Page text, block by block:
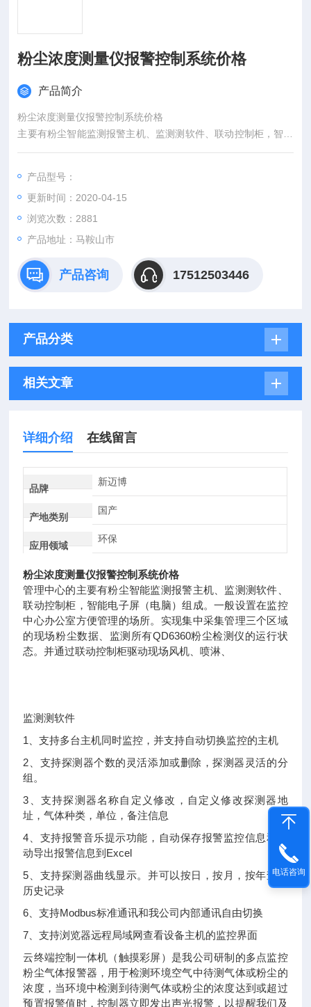
粉尘浓度测量仪报警控制系统价格
产品简介
粉尘浓度测量仪报警控制系统价格
主要有粉尘智能监测报警主机、监测测软件、联动控制柜，智能
电子屏（电脑）组成。一般设置在监控中心办公室方便管理的场
产品型号：
更新时间：2020-04-15
浏览次数：2881
产品地址：马鞍山市
产品咨询 17512503446
产品分类
相关文章
详细介绍 在线留言
品牌
新迈博
产地类别
国产
应用领域
环保
粉尘浓度测量仪报警控制系统价格
管理中心的主要有粉尘智能监测报警主机、监测测软件、
联动控制柜，智能电子屏（电脑）组成。一般设置在监控
中心办公室方便管理的场所。实现集中采集管理三个区域
的现场粉尘数据、监测所有QD6360粉尘检测仪的运行状
态。并通过联动控制柜驱动现场风机、喷淋、
监测测软件
1、支持多台主机同时监控，并支持自动切换监控的主机
2、支持探测器个数的灵活添加或删除，探测器灵活的分
组。
3、支持探测器名称自定义修改，自定义修改探测器地
址，气体种类，单位，备注信息
4、支持报警音乐提示功能，自动保存报警监控信息和手
动导出报警信息到Excel
5、支持探测器曲线显示。并可以按日，按月，按年查看
历史记录
6、支持Modbus标准通讯和我公司内部通讯自由切换
7、支持浏览器远程局域网查看设备主机的监控界面
云终端控制一体机（触摸彩屏）是我公司研制的多点监控
粉尘气体报警器，用于检测环境空气中待测气体或粉尘的
浓度，当环境中检测到待测气体或粉尘的浓度达到或超过
预置报警值时，控制器立即发出声光报警，以提醒我们及
电话咨询